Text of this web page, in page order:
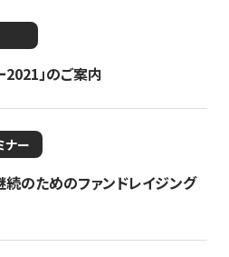
」のご案内
ナー
続のためのファンドレイジング